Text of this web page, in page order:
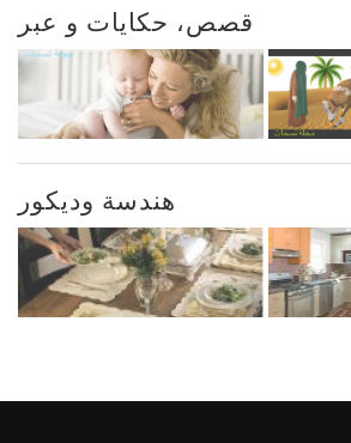
قصص، حكايات و عبر
هندسة وديكور